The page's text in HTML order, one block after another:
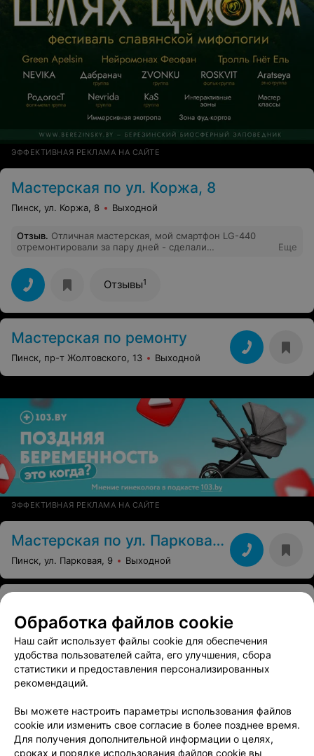
ЭФФЕКТИВНАЯ РЕКЛАМА НА САЙТЕ
Мастерская по ул. Коржа, 8
Пинск, ул. Коржа, 8 Выходной
Отзыв. Отличная мастерская, мой смартфон LG-440
отремонтировали за пару дней - сделали
сэкономить порядка двух миллионов руб. Перед этим
обращался в сервисный центр, где после диагностики
мне сказали, что требуется замена платы и стоимость
ремонта мне выходила дороже стоимости нового
телефона. Ребята, спасибо за то, что вы есть!
Еще
Отзывы1
Мастерская по ремонту
Пинск, пр-т Жолтовского, 13 Выходной
ЭФФЕКТИВНАЯ РЕКЛАМА НА САЙТЕ
Мастерская по ул. Парковая, 9
Пинск, ул. Парковая, 9 Выходной
Panasonic
Пинск, ул. Завальная, 21 Выходной
Отзывы1 Все адреса
СЕТЬ КОМПЬЮТЕРНЫХ КЛИНИК
Ведуус-Сервис
Обработка файлов cookie
Наш сайт использует файлы cookie для обеспечения
удобства пользователей сайта, его улучшения, сбора
статистики и предоставления персонализированных
рекомендаций.
Вы можете настроить параметры использования файлов
cookie или изменить свое согласие в более позднее время.
Для получения дополнительной информации о целях,
сроках и порядке использования файлов cookie вы